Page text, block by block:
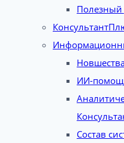
Полезный
ИИ-
Состав